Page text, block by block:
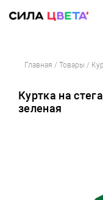
Перейти
содержимому
Главная / Товары /
Куртка на
зеленая